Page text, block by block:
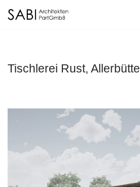
Tischlerei Rust, Allerbüttel